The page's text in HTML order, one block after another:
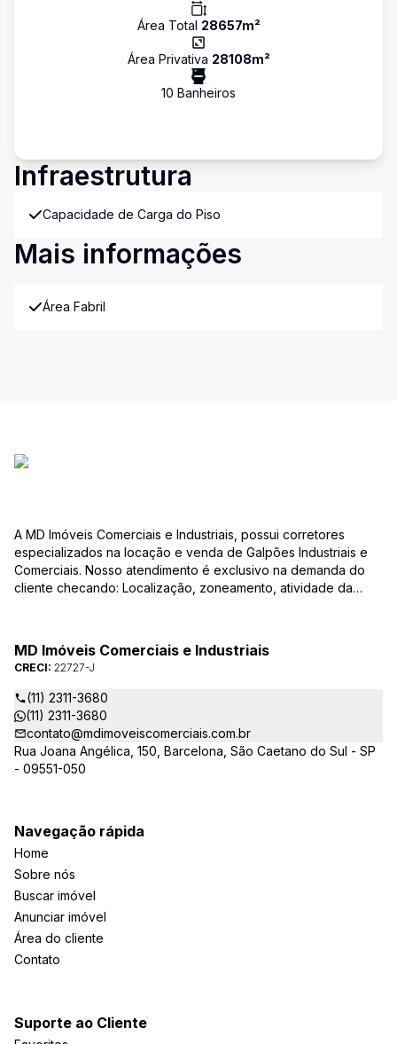
Área Total 28657m²
Área Privativa 28108m²
10 Banheiros
Infraestrutura
Capacidade de Carga do Piso
Mais informações
Área Fabril
A MD Imóveis Comerciais e Industriais, possui corretores
especializados na locação e venda de Galpões Industriais e
Comerciais. Nosso atendimento é exclusivo na demanda do
cliente checando: Localização, zoneamento, atividade da
atender de verdade a sua necessidade!
MD Imóveis Comerciais e Industriais
CRECI: 22727-J
(11) 2311-3680
(11) 2311-3680
contato@mdimoveiscomerciais.com.br
Rua Joana Angélica, 150, Barcelona, São Caetano do Sul - SP
- 09551-050
Navegação rápida
Home
Sobre nós
Buscar imóvel
Anunciar imóvel
Área do cliente
Contato
Suporte ao Cliente